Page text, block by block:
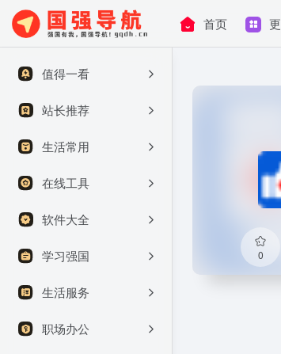
首页
值得一看
站长推荐
生活常用
在线工具
软件大全
学习强国
生活服务
职场办公
0